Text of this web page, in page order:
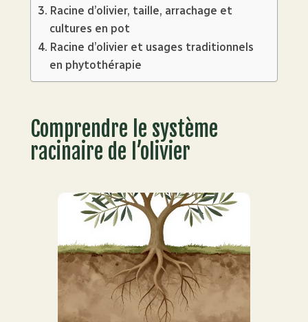
Racine d’olivier, taille, arrachage et
cultures en pot
Racine d’olivier et usages traditionnels
en phytothérapie
Comprendre le système
racinaire de l’olivier